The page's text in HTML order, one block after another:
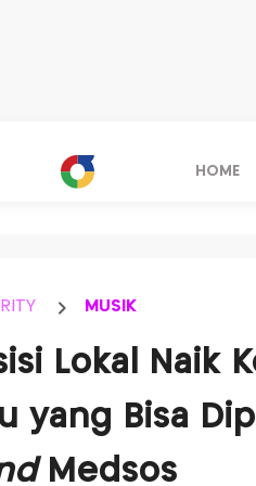
HOME
MUSIK
Lokal Naik
yang Bisa
Medsos